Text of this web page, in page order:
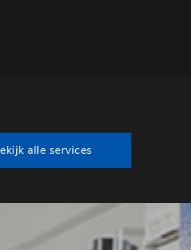
alle services